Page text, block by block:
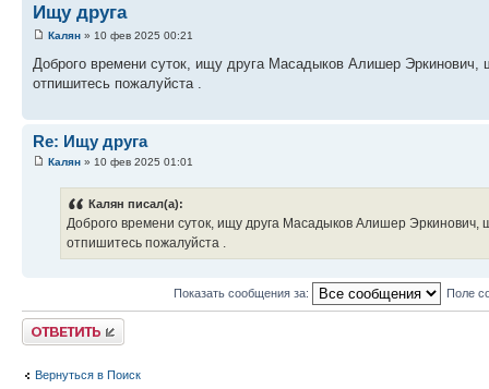
Ищу друга
Калян » 10 фев 2025 00:21
Доброго времени суток, ищу друга Масадыков Алишер Эркинович,
отпишитесь пожалуйста .
Re: Ищу друга
Калян » 10 фев 2025 01:01
Калян писал(а):
Доброго времени суток, ищу друга Масадыков Алишер Эркинович,
отпишитесь пожалуйста .
Показать сообщения за: Поле
Ответить
Вернуться в Поиск